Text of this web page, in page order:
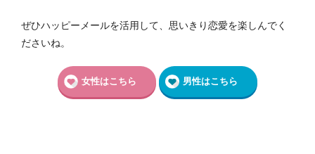
ぜひハッピーメールを活用して、思いきり恋愛を楽しんでく
ださいね。
女性はこちら 男性はこちら